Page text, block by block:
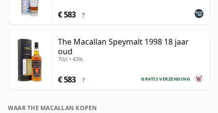
€ 583 ?
The Macallan Speymalt 1998 18 jaar
oud
70cl • 43%
GRATIS VERZENDING
€ 583 ?
WAAR THE MACALLAN KOPEN